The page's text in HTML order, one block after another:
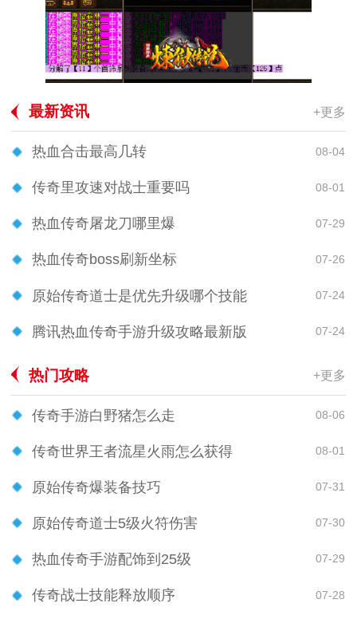
最新资讯 +更多
热血合击最高几转 08-04
传奇里攻速对战士重要吗 08-01
热血传奇屠龙刀哪里爆 07-29
热血传奇boss刷新坐标 07-26
原始传奇道士是优先升级哪个技能 07-24
腾讯热血传奇手游升级攻略最新版 07-24
热门攻略 +更多
传奇手游白野猪怎么走 08-06
传奇世界王者流星火雨怎么获得 08-01
原始传奇爆装备技巧 07-31
原始传奇道士5级火符伤害 07-30
热血传奇手游配饰到25级 07-29
传奇战士技能释放顺序 07-28